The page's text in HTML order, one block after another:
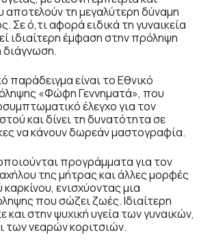
αποτελούν τη μεγαλύτερη δύναμη
Σε ό,τι αφορά ειδικά τη γυναικεία
ιδιαίτερη έμφαση στην πρόληψη
διάγνωση.
παράδειγμα είναι το Εθνικό
«Φώφη Γεννηματά», που
έλεγχο για τον
και δίνει τη δυνατότητα σε
να κάνουν δωρεάν μαστογραφία.
προγράμματα για τον
της μήτρας και άλλες μορφές
καρκίνου, ενισχύοντας μια
που σώζει ζωές. Ιδιαίτερη
και στην ψυχική υγεία των γυναικών,
των νεαρών κοριτσιών.